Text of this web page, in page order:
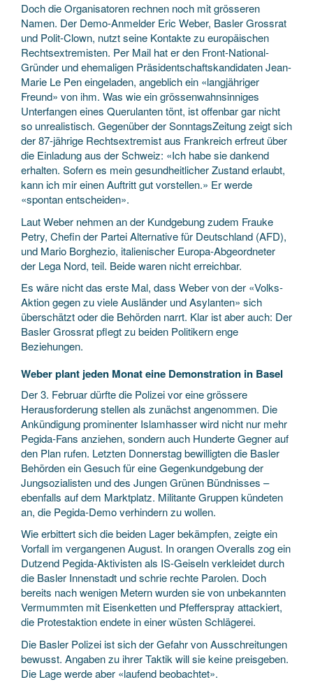
Doch die Organisatoren rechnen noch mit grösseren
Namen. Der Demo-Anmelder Eric Weber, Basler Grossrat
und Polit-Clown, nutzt seine Kontakte zu europäischen
Rechtsextremisten. Per Mail hat er den Front-National-
Gründer und ehemaligen Präsidentschaftskandidaten Jean-
Marie Le Pen eingeladen, angeblich ein «langjähriger
Freund» von ihm. Was wie ein grössenwahnsinniges
Unterfangen eines Querulanten tönt, ist offenbar gar nicht
so unrealistisch. Gegenüber der SonntagsZeitung zeigt sich
der 87-jährige Rechtsextremist aus Frankreich erfreut über
die Einladung aus der Schweiz: «Ich habe sie dankend
erhalten. Sofern es mein gesundheitlicher Zustand erlaubt,
kann ich mir einen Auftritt gut vorstellen.» Er werde
«spontan entscheiden».
Laut Weber nehmen an der Kundgebung zudem Frauke
Petry, Chefin der Partei Alternative für Deutschland (AFD),
und Mario Borghezio, italienischer Europa-Abgeordneter
der Lega Nord, teil. Beide waren nicht erreichbar.
Es wäre nicht das erste Mal, dass Weber von der «Volks-
Aktion gegen zu viele Ausländer und Asylanten» sich
überschätzt oder die Behörden narrt. Klar ist aber auch: Der
Basler Grossrat pflegt zu beiden Politikern enge
Beziehungen.
Weber plant jeden Monat eine Demonstration in Basel
Der 3. Februar dürfte die Polizei vor eine grössere
Herausforderung stellen als zunächst angenommen. Die
Ankündigung prominenter Islamhasser wird nicht nur mehr
Pegida-Fans anziehen, sondern auch Hunderte Gegner auf
den Plan rufen. Letzten Donnerstag bewilligten die Basler
Behörden ein Gesuch für eine Gegenkundgebung der
Jungsozialisten und des Jungen Grünen Bündnisses –
ebenfalls auf dem Marktplatz. Militante Gruppen kündeten
an, die Pegida-Demo verhindern zu wollen.
Wie erbittert sich die beiden Lager bekämpfen, zeigte ein
Vorfall im vergangenen August. In orangen Overalls zog ein
Dutzend Pegida-Aktivisten als IS-Geiseln verkleidet durch
die Basler Innenstadt und schrie rechte Parolen. Doch
bereits nach wenigen Metern wurden sie von unbekannten
Vermummten mit Eisenketten und Pfefferspray attackiert,
die Protest­aktion endete in einer wüsten Schlägerei.
Die Basler Polizei ist sich der Gefahr von Ausschreitungen
bewusst. Angaben zu ihrer Taktik will sie keine preisgeben.
Die Lage werde aber «laufend beobachtet».